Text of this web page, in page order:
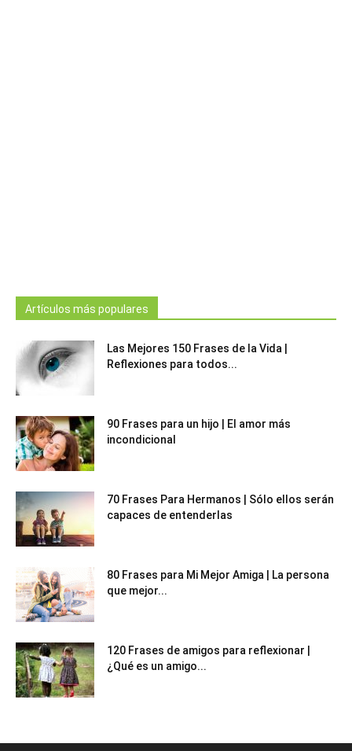
Artículos más populares
Las Mejores 150 Frases de la Vida |
Reflexiones para todos...
90 Frases para un hijo | El amor más
incondicional
70 Frases Para Hermanos | Sólo ellos serán
capaces de entenderlas
80 Frases para Mi Mejor Amiga | La persona
que mejor...
120 Frases de amigos para reflexionar |
¿Qué es un amigo...